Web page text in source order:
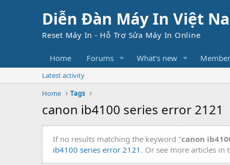
Diễn Đàn Máy In Việt
Reset Máy In - Hỗ Trợ Sửa Máy In Online
Home Forums What's new
Latest activity
Home
Tags
canon ib4100 series error 2121
If no results matching the keyword "canon
ib4100 series error 2121 . Or see more articles in